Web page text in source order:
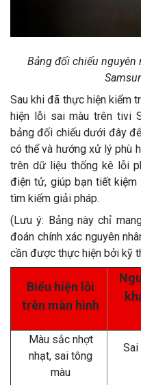
Bảng đối chiếu nguyên
Sau khi đã thực hiện kiểm
hiện lỗi sai màu trên tivi
bảng đối chiếu dưới đây
có thể và hướng xử lý phù
trên dữ liệu thống kê lỗi
điện tử, giúp bạn tiết
tìm kiếm giải pháp.
(Lưu ý: Bảng này chỉ
đoán chính xác nguyên
cần được thực hiện bởi kỹ
Biểu hiện lỗi
trên màn hình
Màu sắc nhợt
nhạt, sai tông
màu
Sai